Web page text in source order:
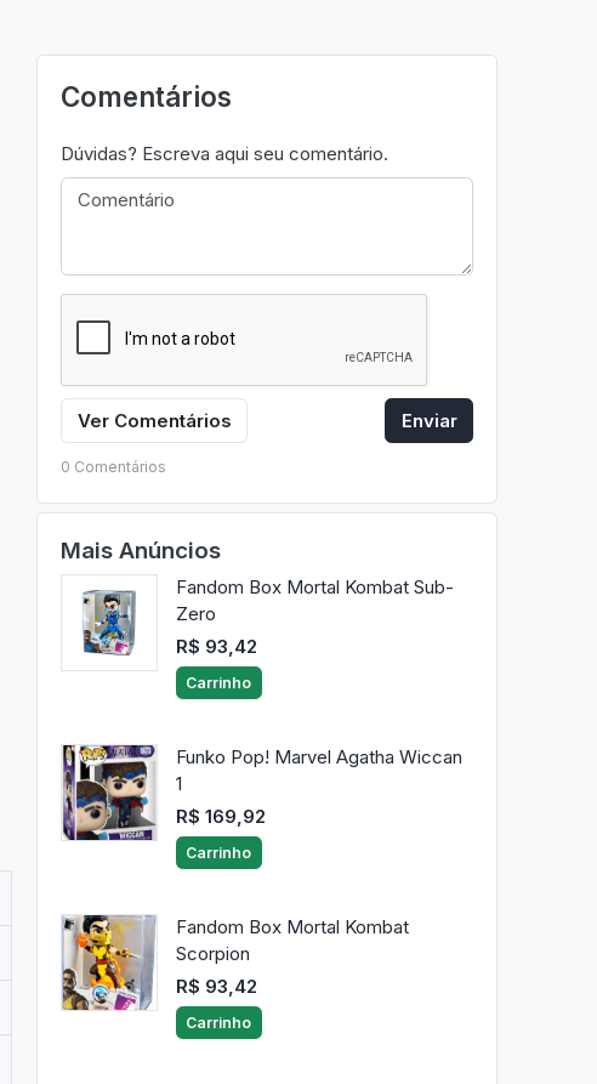
Comentários
Dúvidas? Escreva aqui seu comentário.
Ver Comentários Enviar
0 Comentários
Mais Anúncios
Fandom Box Mortal Kombat Sub-
Zero
R$ 93,42
Carrinho
Funko Pop! Marvel Agatha Wiccan
1
R$ 169,92
Carrinho
Fandom Box Mortal Kombat
Scorpion
R$ 93,42
Carrinho